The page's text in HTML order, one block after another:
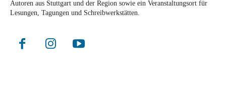
Autoren aus Stuttgart und der Region sowie ein Veranstaltungsort für
Lesungen, Tagungen und Schreibwerkstätten.